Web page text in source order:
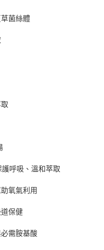
菌絲體
呼吸、溫和萃取
氧氣利用
保健
需胺基酸